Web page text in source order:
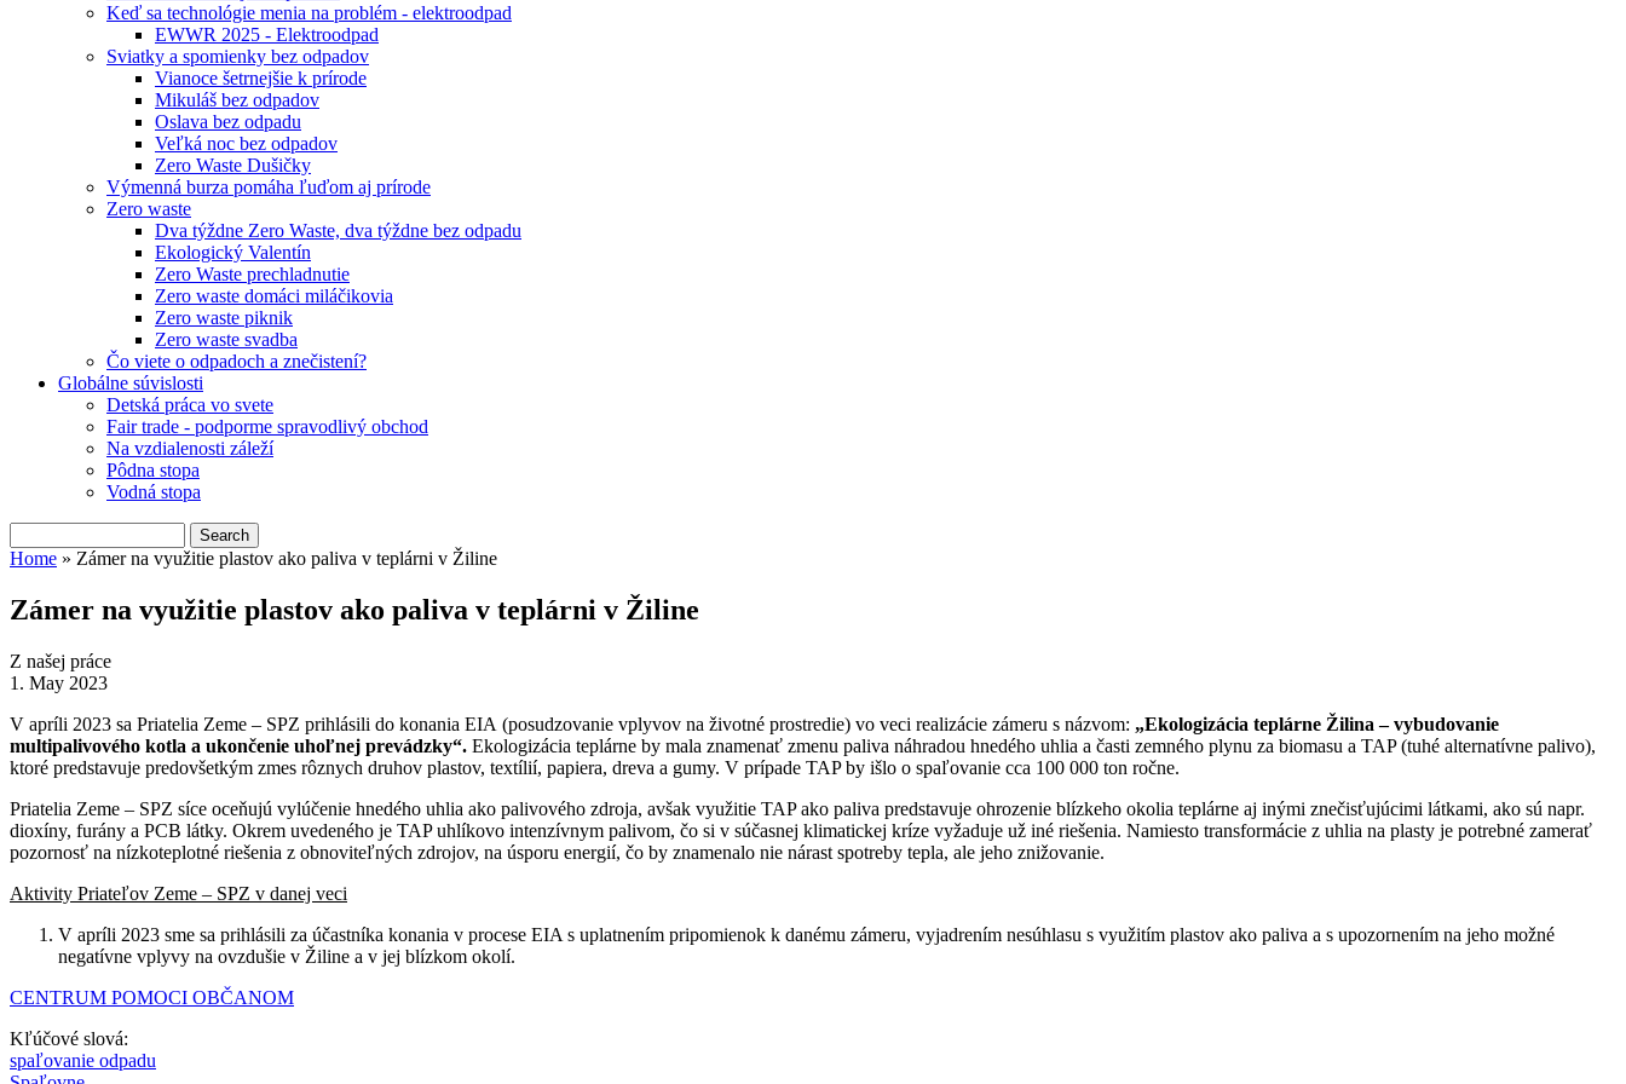
Keď sa technológie menia na problém - elektroodpad
EWWR 2025 - Elektroodpad
Sviatky a spomienky bez odpadov
Vianoce šetrnejšie k prírode
Mikuláš bez odpadov
Oslava bez odpadu
Veľká noc bez odpadov
Zero Waste Dušičky
Výmenná burza pomáha ľuďom aj prírode
Zero waste
Dva týždne Zero Waste, dva týždne bez odpadu
Ekologický Valentín
Zero Waste prechladnutie
Zero waste domáci miláčikovia
Zero waste piknik
Zero waste svadba
Čo viete o odpadoch a znečistení?
Globálne súvislosti
Detská práca vo svete
Fair trade - podporme spravodlivý obchod
Na vzdialenosti záleží
Pôdna stopa
Vodná stopa
Search form
Home » Zámer na využitie plastov ako paliva v teplárni v Žiline
Zámer na využitie plastov ako paliva v teplárni v Žiline
Z našej práce
1. May 2023
V apríli 2023 sa Priatelia Zeme – SPZ prihlásili do konania EIA (posudzovanie vplyvov na životné prostredie) vo veci realizácie zámeru s názvom: „Ekologizácia teplárne Žilina – vybudovanie
multipalivového kotla a ukončenie uhoľnej prevádzky“. Ekologizácia teplárne by mala znamenať zmenu paliva náhradou hnedého uhlia a časti zemného plynu za biomasu a TAP (tuhé alternatívne palivo),
ktoré predstavuje predovšetkým zmes rôznych druhov plastov, textílií, papiera, dreva a gumy. V prípade TAP by išlo o spaľovanie cca 100 000 ton ročne.
Priatelia Zeme – SPZ síce oceňujú vylúčenie hnedého uhlia ako palivového zdroja, avšak využitie TAP ako paliva predstavuje ohrozenie blízkeho okolia teplárne aj inými znečisťujúcimi látkami, ako sú napr.
dioxíny, furány a PCB látky. Okrem uvedeného je TAP uhlíkovo intenzívnym palivom, čo si v súčasnej klimatickej kríze vyžaduje už iné riešenia. Namiesto transformácie z uhlia na plasty je potrebné zamerať
pozornosť na nízkoteplotné riešenia z obnoviteľných zdrojov, na úsporu energií, čo by znamenalo nie nárast spotreby tepla, ale jeho znižovanie.
Aktivity Priateľov Zeme – SPZ v danej veci
V apríli 2023 sme sa prihlásili za účastníka konania v procese EIA s uplatnením pripomienok k danému zámeru, vyjadrením nesúhlasu s využitím plastov ako paliva a s upozornením na jeho možné
negatívne vplyvy na ovzdušie v Žiline a v jej blízkom okolí.
CENTRUM POMOCI OBČANOM
Kľúčové slová:
spaľovanie odpadu